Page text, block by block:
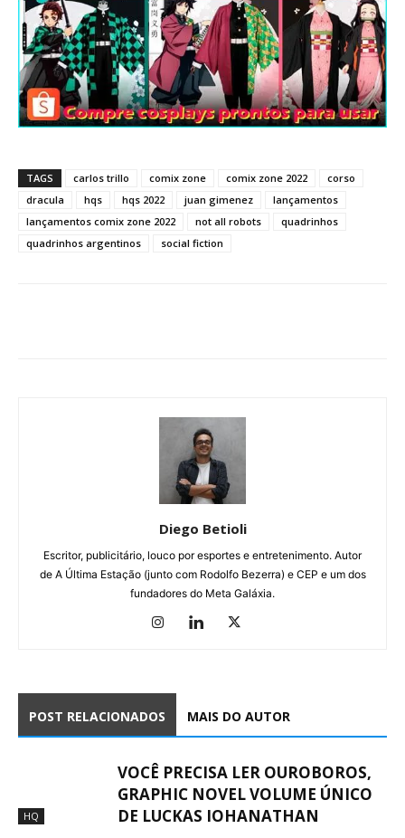
TAGS carlos trillo comix zone comix zone 2022
corso
dracula
hqs hqs 2022 juan gimenez
lançamentos
lançamentos comix zone 2022
not all robots
quadrinhos
quadrinhos argentinos
social fiction
Diego Betioli
Escritor, publicitário, louco por esportes e entretenimento. Autor
de A Última Estação (junto com Rodolfo Bezerra) e CEP e um dos
fundadores do Meta Galáxia.
POST RELACIONADOS MAIS DO AUTOR
HQ
VOCÊ PRECISA LER OUROBOROS,
GRAPHIC NOVEL VOLUME ÚNICO
DE LUCKAS IOHANATHAN